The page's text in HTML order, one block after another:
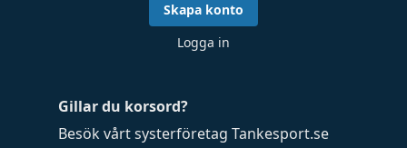
Gillar du korsord?
Besök vårt systerföretag Tankesport.se
Skapa konto
Logga in